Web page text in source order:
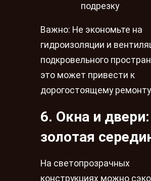
подрезку
Важно: Не экономьте на
гидроизоляции и
подкровельного
это может привести к
дорогостоящему
6. Окна и двери:
золотая
На светопрозрачных
конструкциях можно